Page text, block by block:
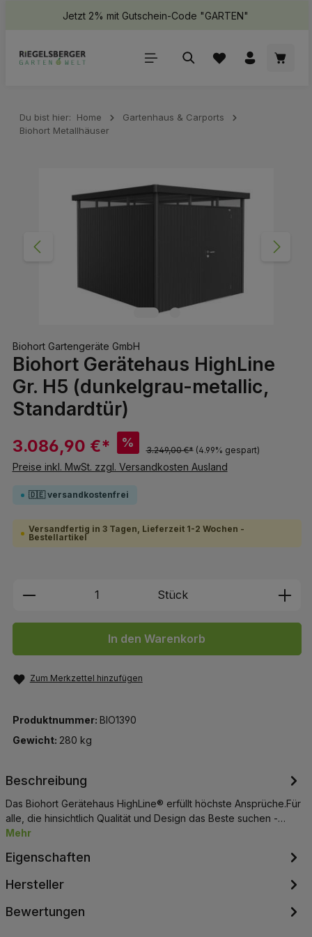
springenJetzt 2% mit Gutschein-Code "GARTEN"
Du bist hier: Home
Gartenhaus & Carports
Biohort Metallhäuser
Biohort Gartengeräte GmbH
Biohort Gerätehaus HighLine
Gr. H5 (dunkelgrau-metallic,
Standardtür)
3.086,90 €* %
3.249,00 €* (4.99% gespart)
Preise inkl. MwSt. zzgl. Versandkosten Ausland
🇩🇪 versandkostenfrei
Versandfertig in 3 Tagen, Lieferzeit 1-2 Wochen -
Bestellartikel
Produkt Anzahl: Gib den
Stück
In den Warenkorb
Zum Merkzettel hinzufügen
Produktnummer: BIO1390
Gewicht: 280 kg
Beschreibung
Das Biohort Gerätehaus HighLine® erfüllt höchste Ansprüche.Für
alle, die hinsichtlich Qualität und Design das Beste suchen -…
Mehr
Eigenschaften
Hersteller
Bewertungen